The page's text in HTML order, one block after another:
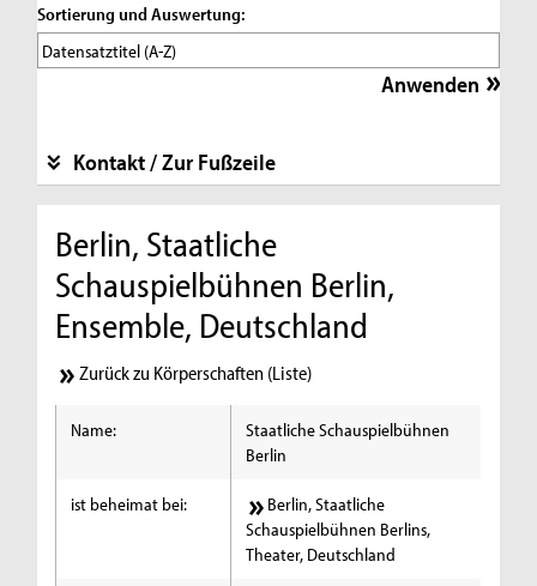
Sortierung und Auswertung:
Kontakt / Zur Fußzeile
Berlin, Staatliche
Schauspielbühnen Berlin,
Ensemble, Deutschland
Zurück zu Körperschaften (Liste)
Name:
Staatliche Schauspielbühnen
Berlin
ist beheimat bei:
Berlin, Staatliche
Schauspielbühnen Berlins,
Theater, Deutschland